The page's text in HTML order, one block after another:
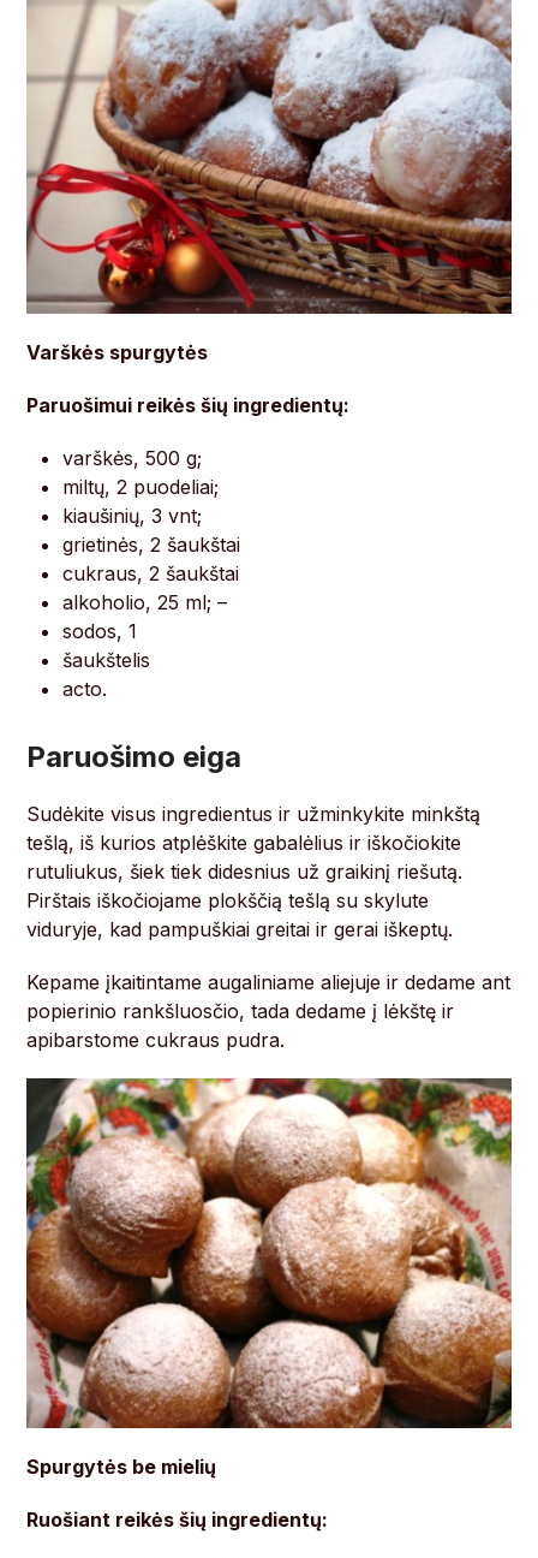
Varškės spurgytės
Paruošimui reikės šių ingredientų:
varškės, 500 g;
miltų, 2 puodeliai;
kiaušinių, 3 vnt;
grietinės, 2 šaukštai
cukraus, 2 šaukštai
alkoholio, 25 ml; –
sodos, 1
šaukštelis
acto.
Paruošimo eiga
Sudėkite visus ingredientus ir užminkykite minkštą
tešlą, iš kurios atplėškite gabalėlius ir iškočiokite
rutuliukus, šiek tiek didesnius už graikinį riešutą.
Pirštais iškočiojame plokščią tešlą su skylute
viduryje, kad pampuškiai greitai ir gerai iškeptų.
Kepame įkaitintame augaliniame aliejuje ir dedame ant
popierinio rankšluosčio, tada dedame į lėkštę ir
apibarstome cukraus pudra.
Spurgytės be mielių
Ruošiant reikės šių ingredientų: